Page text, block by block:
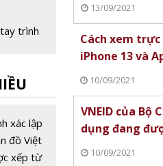
trình
AI
ảo
gian
xác lập
đồ Việt
xếp từ
13/09/2021
Cách xem
iPhone 13 và
10/09/2021
VNEID của Bộ
dụng đang
10/09/2021